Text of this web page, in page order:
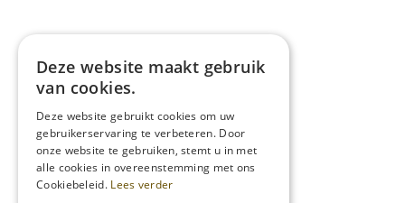
Deze website maakt gebruik
van cookies.
Deze website gebruikt cookies om uw
gebruikerservaring te verbeteren. Door
onze website te gebruiken, stemt u in met
alle cookies in overeenstemming met ons
Cookiebeleid. Lees verder